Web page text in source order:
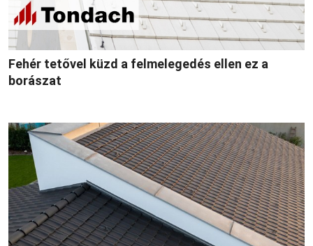
Fehér tetővel küzd a felmelegedés ellen ez a
borászat